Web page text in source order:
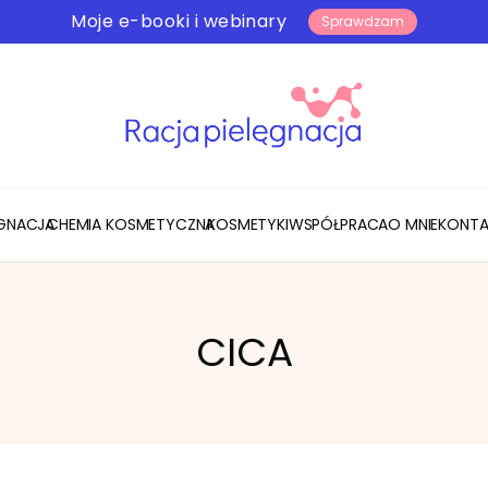
Moje e-booki i webinary Sprawdzam
CHEMIA KOSMETYCZNAKOSMETYKIWSPÓŁPRACAO MNIE
CICA